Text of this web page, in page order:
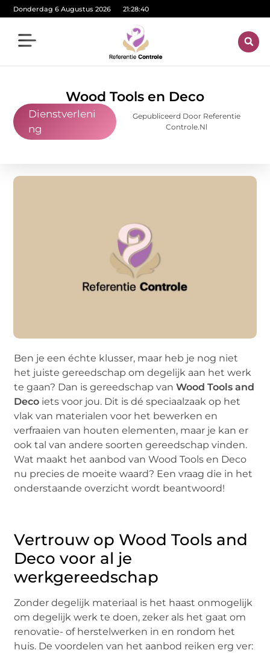
Donderdag 6 Augustus 2026 21:28:42
Wood Tools en Deco
Dienstverleni
ng
Gepubliceerd Door Referentie
Controle.nl
Ben je een échte klusser, maar heb je nog niet
het juiste gereedschap om degelijk aan het werk
te gaan? Dan is gereedschap vanWood Tools and
Deco iets voor jou. Dit is dé speciaalzaak op het
vlak van materialen voor het bewerken en
verfraaien van houten elementen, maar je kan er
ook tal van andere soorten gereedschap vinden.
Wat maakt het aanbod van Wood Tools en Deco
nu precies de moeite waard? Een vraag die in het
onderstaande overzicht wordt beantwoord!
Vertrouw op Wood Tools and
Deco voor al je
werkgereedschap
Zonder degelijk materiaal is het haast onmogelijk
om degelijk werk te doen, zeker als het gaat om
renovatie- of herstelwerken in en rondom het
huis. De voordelen van het aanbod reiken erg ver: